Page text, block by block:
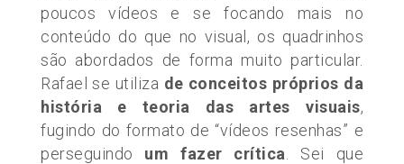
poucos vídeos e se focando mais no
conteúdo do que no visual, os quadrinhos
são abordados de forma muito particular.
Rafael se utiliza de conceitos próprios da
história e teoria das artes visuais,
fugindo do formato de “vídeos resenhas” e
perseguindo um fazer crítica . Sei que